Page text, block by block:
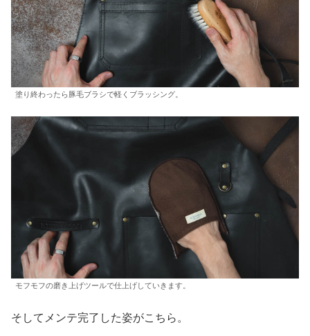
塗り終わったら豚毛ブラシで軽くブラッシング。
モフモフの磨き上げツールで仕上げしていきます。
そしてメンテ完了した姿がこちら。